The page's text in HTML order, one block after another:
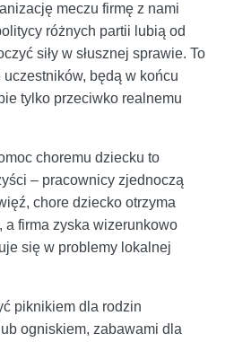
meczu firmę z nami
różnych partii lubią od
siły w słusznej sprawie. To
będą w końcu
tylko przeciwko realnemu
choremu dziecku to
– pracownicy zjednoczą
chore dziecko otrzyma
a firma zyska wizerunkowo
się w problemy lokalnej
piknikiem dla rodzin
ogniskiem, zabawami dla